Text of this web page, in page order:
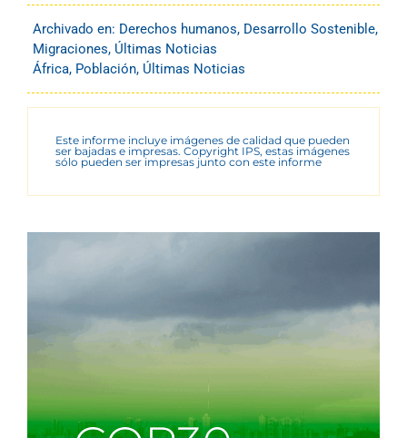
Archivado en: Derechos humanos, Desarrollo Sostenible,
Migraciones, Últimas Noticias
África, Población, Últimas Noticias
Este informe incluye imágenes de calidad que pueden
ser bajadas e impresas. Copyright IPS, estas imágenes
sólo pueden ser impresas junto con este informe